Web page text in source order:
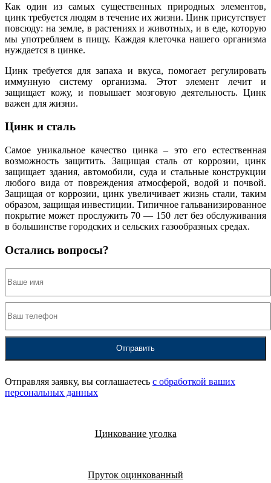
Цинкование уголка
Пруток оцинкованный
Как один из самых существенных природных элементов,
цинк требуется людям в течение их жизни. Цинк присутствует
повсюду: на земле, в растениях и животных, и в еде, которую
мы употребляем в пищу. Каждая клеточка нашего организма
нуждается в цинке.
Цинк требуется для запаха и вкуса, помогает регулировать
иммунную систему организма. Этот элемент лечит и
защищает кожу, и повышает мозговую деятельность. Цинк
важен для жизни.
Цинк и сталь
Самое уникальное качество цинка – это его естественная
возможность защитить. Защищая сталь от коррозии, цинк
защищает здания, автомобили, суда и стальные конструкции
любого вида от повреждения атмосферой, водой и почвой.
Защищая от коррозии, цинк увеличивает жизнь стали, таким
образом, защищая инвестиции. Типичное гальванизированное
покрытие может прослужить 70 — 150 лет без обслуживания
в большинстве городских и сельских газообразных средах.
Остались вопросы?
Отправляя заявку, вы соглашаетесь с обработкой ваших
персональных данных